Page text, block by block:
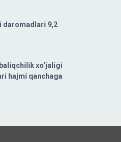
daromadlari 9,2
xo‘jaligi
hajmi qanchaga